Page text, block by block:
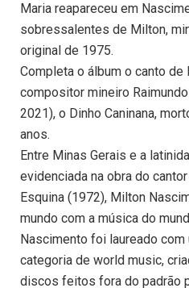
Maria reapareceu em
sobressalentes de Milton,
original de 1975.
Completa o álbum o canto de
compositor mineiro
2021), o Dinho Caninana,
anos.
Entre Minas Gerais e a
evidenciada na obra do
Esquina (1972), Milton
mundo com a música do
Nascimento foi laureado com
categoria de world music,
discos feitos fora do padrão